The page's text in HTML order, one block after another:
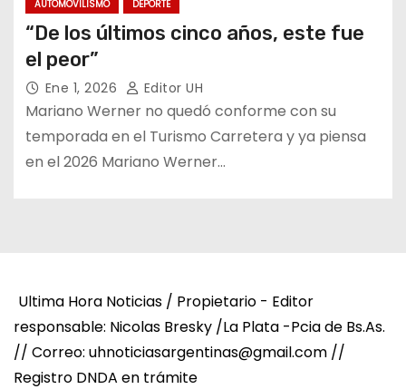
AUTOMOVILISMO DEPORTE
“De los últimos cinco años, este fue
el peor”
Ene 1, 2026 Editor UH
Mariano Werner no quedó conforme con su
temporada en el Turismo Carretera y ya piensa
en el 2026 Mariano Werner…
Ultima Hora Noticias / Propietario - Editor
responsable: Nicolas Bresky /La Plata -Pcia de Bs.As.
// Correo: uhnoticiasargentinas@gmail.com //
Registro DNDA en trámite